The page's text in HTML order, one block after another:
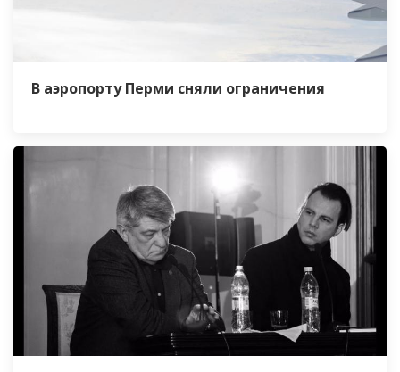
В аэропорту Перми сняли ограничения